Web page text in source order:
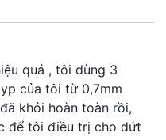
quả , tôi dùng 3
của tôi từ 0,7mm
khỏi hoàn toàn rồi,
để tôi điều trị cho dứt